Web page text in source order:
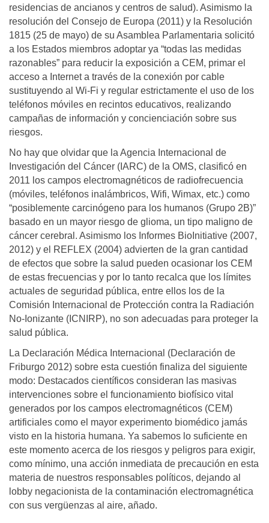
residencias de ancianos y centros de salud). Asimismo la
resolución del Consejo de Europa (2011) y la Resolución
1815 (25 de mayo) de su Asamblea Parlamentaria solicitó
a los Estados miembros adoptar ya “todas las medidas
razonables” para reducir la exposición a CEM, primar el
acceso a Internet a través de la conexión por cable
sustituyendo al Wi-Fi y regular estrictamente el uso de los
teléfonos móviles en recintos educativos, realizando
campañas de información y concienciación sobre sus
riesgos.
No hay que olvidar que la Agencia Internacional de
Investigación del Cáncer (IARC) de la OMS, clasificó en
2011 los campos electromagnéticos de radiofrecuencia
(móviles, teléfonos inalámbricos, Wifi, Wimax, etc.) como
“posiblemente carcinógeno para los humanos (Grupo 2B)”
basado en un mayor riesgo de glioma, un tipo maligno de
cáncer cerebral. Asimismo los Informes BioInitiative (2007,
2012) y el REFLEX (2004) advierten de la gran cantidad
de efectos que sobre la salud pueden ocasionar los CEM
de estas frecuencias y por lo tanto recalca que los límites
actuales de seguridad pública, entre ellos los de la
Comisión Internacional de Protección contra la Radiación
No-Ionizante (ICNIRP), no son adecuadas para proteger la
salud pública.
La Declaración Médica Internacional (Declaración de
Friburgo 2012) sobre esta cuestión finaliza del siguiente
modo: Destacados científicos consideran las masivas
intervenciones sobre el funcionamiento biofísico vital
generados por los campos electromagnéticos (CEM)
artificiales como el mayor experimento biomédico jamás
visto en la historia humana. Ya sabemos lo suficiente en
este momento acerca de los riesgos y peligros para exigir,
como mínimo, una acción inmediata de precaución en esta
materia de nuestros responsables políticos, dejando al
lobby negacionista de la contaminación electromagnética
con sus vergüenzas al aire, añado.